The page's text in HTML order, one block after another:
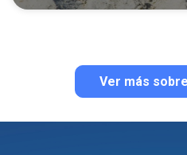
Ver más